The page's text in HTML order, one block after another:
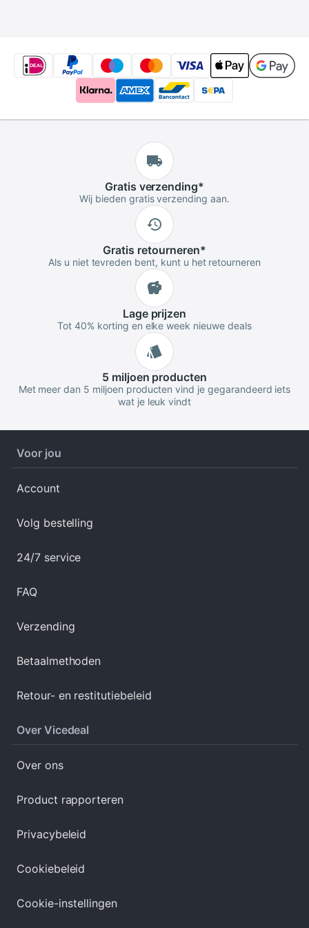
Gratis verzending*
Wij bieden gratis verzending aan.
Gratis retourneren*
Als u niet tevreden bent, kunt u het retourneren
Lageprijzen
Tot 40% korting en elke week nieuwe deals
5 miljoen producten
Met meer dan 5 miljoen producten vind je gegarandeerd iets
wat je leuk vindt
Voor jou
Account
Volg bestelling
24/7 service
FAQ
Verzending
Betaalmethoden
Retour- en restitutiebeleid
Over Vicedeal
Over ons
Product rapporteren
Privacybeleid
Cookiebeleid
Cookie-instellingen